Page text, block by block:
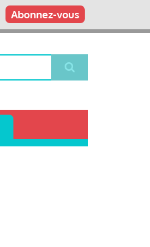
Abonnez-vous